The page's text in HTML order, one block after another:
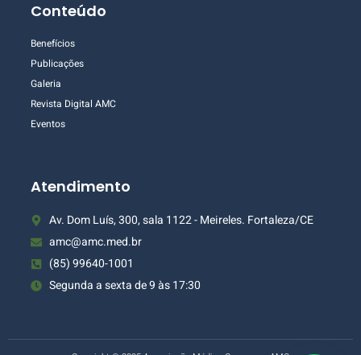
Conteúdo
Benefícios
Publicações
Galeria
Revista Digital AMC
Eventos
Atendimento
Av. Dom Luís, 300, sala 1122 - Meireles. Fortaleza/CE
amc@amc.med.br
(85) 99640-1001
Segunda a sexta de 9 às 17:30